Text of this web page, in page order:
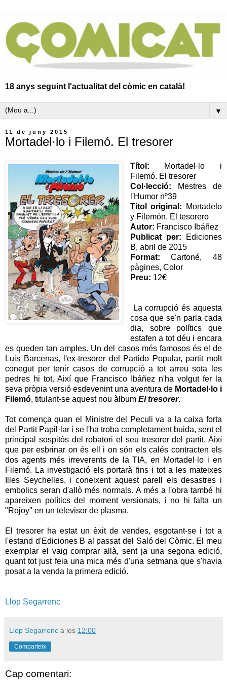
18 anys seguint l'actualitat del còmic en català!
▼
11 de juny 2015
Mortadel·lo i Filemó. El tresorer
Títol: Mortadel·lo i
Filemó. El tresorer
Col·lecció: Mestres de
l'Humor nº39
Títol original: Mortadelo
y Filemón. El tesorero
Autor: Francisco Ibáñez
Publicat per: Ediciones
B, abril de 2015
Format: Cartoné, 48
pàgines, Color
Preu: 12€
La corrupció és aquesta
cosa que se'n parla cada
dia, sobre polítics que
estafen a tot déu i encara
es queden tan amples. Un del casos més famosos és el de
Luis Barcenas, l'ex-tresorer del Partido Popular, partit molt
conegut per tenir casos de corrupció a tot arreu sota les
pedres hi tot. Així que Francisco Ibáñez n'ha volgut fer la
seva pròpia versió esdevenint una aventura de Mortadel·lo i
Filemó, titulant-se aquest nou àlbum El tresorer.
Tot comença quan el Ministre del Peculi va a la caixa forta
del Partit Papil·lar i se l'ha troba completament buida, sent el
principal sospitós del robatori el seu tresorer del partit. Així
que per esbrinar on és ell i on són els calés contracten els
dos agents més irreverents de la TIA, en Mortadel·lo i en
Filemó. La investigació els portarà fins i tot a les mateixes
Illes Seychelles, i coneixent aquest parell els desastres i
embolics seran d'allò més normals. A més a l'obra també hi
apareixen polítics del moment versionats, i no hi falta un
"Rojoy" en un televisor de plasma.
El tresorer ha estat un èxit de vendes, esgotant-se i tot a
l'estand d'Ediciones B al passat del Saló del Còmic. El meu
exemplar el vaig comprar allà, sent ja una segona edició,
quant tot just feia una mica més d'una setmana que s'havia
posat a la venda la primera edició.
Llop Segarrenc
Llop Segarrenc a les 12:00
Comparteix
Cap comentari: